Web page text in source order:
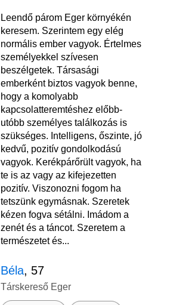
Leendő párom Eger környékén
keresem. Szerintem egy elég
normális ember vagyok. Értelmes
személyekkel szívesen
beszélgetek. Társasági
emberként biztos vagyok benne,
hogy a komolyabb
kapcsolatteremtéshez előbb-
utóbb személyes találkozás is
szükséges. Intelligens, őszinte, jó
kedvű, pozitív gondolkodású
vagyok. Kerékpárőrült vagyok, ha
te is az vagy az kifejezetten
pozitív. Viszonozni fogom ha
tetszünk egymásnak. Szeretek
kézen fogva sétálni. Imádom a
zenét és a táncot. Szeretem a
természetet és...
Béla, 57
Társkereső Eger